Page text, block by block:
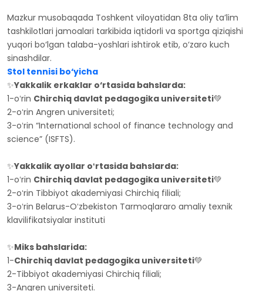
Mazkur musobaqada Toshkent viloyatidan 8ta oliy ta’lim
tashkilotlari jamoalari tarkibida iqtidorli va sportga qiziqishi
yuqori bo‘lgan talaba-yoshlari ishtirok etib, o‘zaro kuch
sinashdilar.
Stol tennisi bo‘yicha
✨Yakkalik erkaklar o‘rtasida bahslarda:
1-oʻrin Chirchiq davlat pedagogika universiteti💚
2-oʻrin Angren universiteti;
3-oʻrin “International school of finance technology and
science” (ISFTS).
✨Yakkalik ayollar oʻrtasida bahslarda:
1-oʻrin Chirchiq davlat pedagogika universiteti💚
2-oʻrin Tibbiyot akademiyasi Chirchiq filiali;
3-oʻrin Belarus-Oʻzbekiston Tarmoqlararo amaliy texnik
klavilifikatsiyalar instituti
✨Miks bahslarida:
1-Chirchiq davlat pedagogika universiteti💚
2-Tibbiyot akademiyasi Chirchiq filiali;
3-Angren universiteti.